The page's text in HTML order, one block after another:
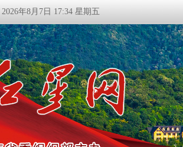
2026年8月7日 17:34 星期五